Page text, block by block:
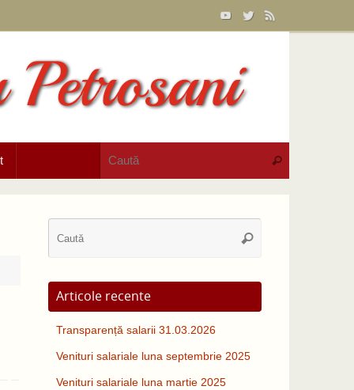
Caută
Caută
Articole recente
Transparență salarii 31.03.2026
Venituri salariale luna septembrie 2025
Venituri salariale luna martie 2025